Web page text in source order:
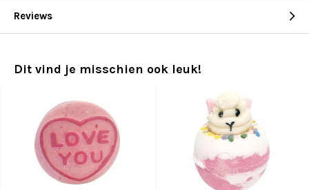
Reviews
Dit vind je misschien ook leuk!